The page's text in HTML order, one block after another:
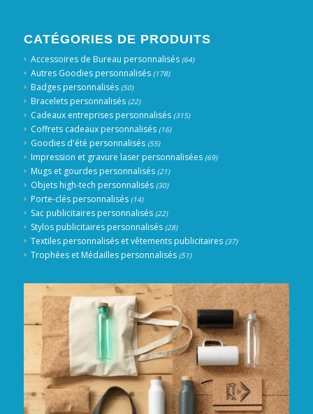
CATÉGORIES DE PRODUITS
Accessoires de Bureau personnalisés (64)
Autres Goodies personnalisés (178)
Badges personnalisés (50)
Bracelets personnalisés (22)
Cadeaux entreprises personnalisés (315)
Coffrets cadeaux personnalisés (16)
Goodies d'été personnalisés (55)
Impression et gravure laser personnalisées (69)
Mugs et gourdes personnalisés (21)
Objets high-tech personnalisés (30)
Porte-clés personnalisés (14)
Sac publicitaires personnalisés (22)
Stylos publicitaires personnalisés (28)
Textiles personnalisés et vêtements publicitaires (37)
Trophées et Médailles personnalisés (51)